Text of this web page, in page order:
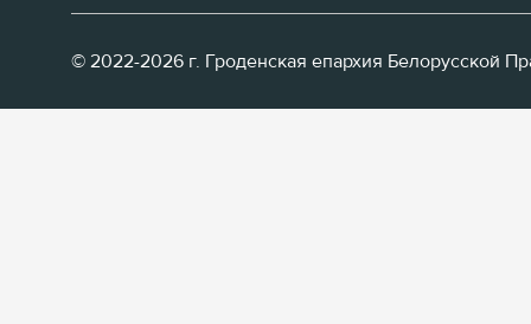
© 2022-2026 г. Гроденская епархия Белорусской